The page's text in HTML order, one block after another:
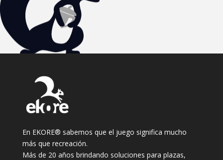
En EKORE® sabemos que el juego significa mucho
más que recreación.
Más de 20 años brindando soluciones para plazas,